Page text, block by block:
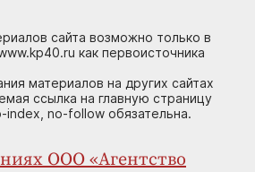
сайта возможно только в
как первоисточника
материалов на других сайтах
ссылка на главную страницу
index, no-follow обязательна.
ООО «Агентство